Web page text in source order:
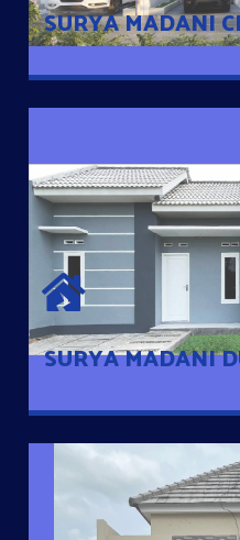
SURYA MADANI
SURYA MADANI
SURYA MADANI
Satu-satunya Hunian nyaman
jutaan dengan lokasi strategis